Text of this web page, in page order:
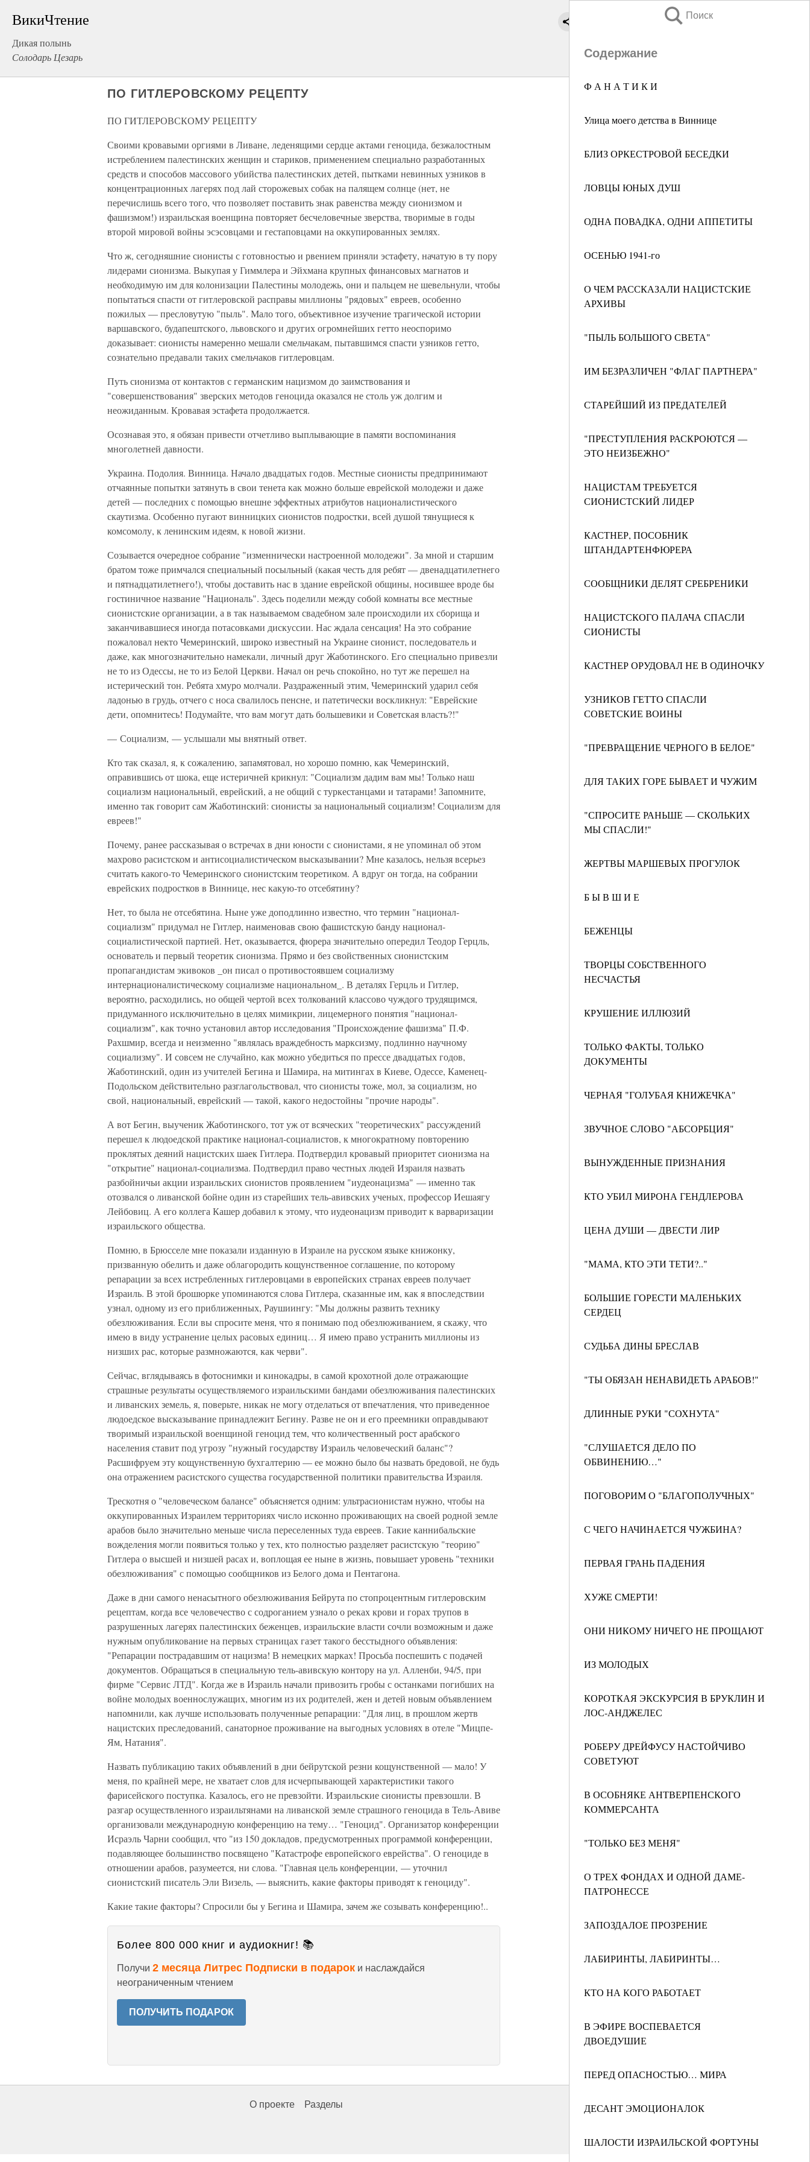
ВикиЧтение
Дикая полынь
Солодарь Цезарь
Поиск
Содержание
Ф А Н А Т И К И
Улица моего детства в Виннице
БЛИЗ ОРКЕСТРОВОЙ БЕСЕДКИ
ЛОВЦЫ ЮНЫХ ДУШ
ОДНА ПОВАДКА, ОДНИ АППЕТИТЫ
ОСЕНЬЮ 1941-го
О ЧЕМ РАССКАЗАЛИ НАЦИСТСКИЕ
АРХИВЫ
"ПЫЛЬ БОЛЬШОГО СВЕТА"
ИМ БЕЗРАЗЛИЧЕН "ФЛАГ ПАРТНЕРА"
СТАРЕЙШИЙ ИЗ ПРЕДАТЕЛЕЙ
"ПРЕСТУПЛЕНИЯ РАСКРОЮТСЯ —
ЭТО НЕИЗБЕЖНО"
НАЦИСТАМ ТРЕБУЕТСЯ
СИОНИСТСКИЙ ЛИДЕР
КАСТНЕР, ПОСОБНИК
ШТАНДАРТЕНФЮРЕРА
СООБЩНИКИ ДЕЛЯТ СРЕБРЕНИКИ
НАЦИСТСКОГО ПАЛАЧА СПАСЛИ
СИОНИСТЫ
КАСТНЕР ОРУДОВАЛ НЕ В ОДИНОЧКУ
УЗНИКОВ ГЕТТО СПАСЛИ
СОВЕТСКИЕ ВОИНЫ
"ПРЕВРАЩЕНИЕ ЧЕРНОГО В БЕЛОЕ"
ДЛЯ ТАКИХ ГОРЕ БЫВАЕТ И ЧУЖИМ
"СПРОСИТЕ РАНЬШЕ — СКОЛЬКИХ
МЫ СПАСЛИ!"
ЖЕРТВЫ МАРШЕВЫХ ПРОГУЛОК
Б Ы В Ш И Е
БЕЖЕНЦЫ
ТВОРЦЫ СОБСТВЕННОГО
НЕСЧАСТЬЯ
КРУШЕНИЕ ИЛЛЮЗИЙ
ТОЛЬКО ФАКТЫ, ТОЛЬКО
ДОКУМЕНТЫ
ЧЕРНАЯ "ГОЛУБАЯ КНИЖЕЧКА"
ЗВУЧНОЕ СЛОВО "АБСОРБЦИЯ"
ВЫНУЖДЕННЫЕ ПРИЗНАНИЯ
КТО УБИЛ МИРОНА ГЕНДЛЕРОВА
ЦЕНА ДУШИ — ДВЕСТИ ЛИР
"МАМА, КТО ЭТИ ТЕТИ?.."
БОЛЬШИЕ ГОРЕСТИ МАЛЕНЬКИХ
СЕРДЕЦ
СУДЬБА ДИНЫ БРЕСЛАВ
"ТЫ ОБЯЗАН НЕНАВИДЕТЬ АРАБОВ!"
ДЛИННЫЕ РУКИ "СОХНУТА"
"СЛУШАЕТСЯ ДЕЛО ПО
ОБВИНЕНИЮ…"
ПОГОВОРИМ О "БЛАГОПОЛУЧНЫХ"
С ЧЕГО НАЧИНАЕТСЯ ЧУЖБИНА?
ПЕРВАЯ ГРАНЬ ПАДЕНИЯ
ХУЖЕ СМЕРТИ!
ОНИ НИКОМУ НИЧЕГО НЕ ПРОЩАЮТ
ИЗ МОЛОДЫХ
КОРОТКАЯ ЭКСКУРСИЯ В БРУКЛИН И
ЛОС-АНДЖЕЛЕС
РОБЕРУ ДРЕЙФУСУ НАСТОЙЧИВО
СОВЕТУЮТ
В ОСОБНЯКЕ АНТВЕРПЕНСКОГО
КОММЕРСАНТА
"ТОЛЬКО БЕЗ МЕНЯ"
О ТРЕХ ФОНДАХ И ОДНОЙ ДАМЕ-
ПАТРОНЕССЕ
ЗАПОЗДАЛОЕ ПРОЗРЕНИЕ
ЛАБИРИНТЫ, ЛАБИРИНТЫ…
КТО НА КОГО РАБОТАЕТ
В ЭФИРЕ ВОСПЕВАЕТСЯ
ДВОЕДУШИЕ
ПЕРЕД ОПАСНОСТЬЮ… МИРА
ДЕСАНТ ЭМОЦИОНАЛОК
ШАЛОСТИ ИЗРАИЛЬСКОЙ ФОРТУНЫ
ПО ГИТЛЕРОВСКОМУ РЕЦЕПТУ
ПО ГИТЛЕРОВСКОМУ РЕЦЕПТУ
Своими кровавыми оргиями в Ливане, леденящими сердце актами геноцида, безжалостным
истреблением палестинских женщин и стариков, применением специально разработанных
средств и способов массового убийства палестинских детей, пытками невинных узников в
концентрационных лагерях под лай сторожевых собак на палящем солнце (нет, не
перечислишь всего того, что позволяет поставить знак равенства между сионизмом и
фашизмом!) израильская военщина повторяет бесчеловечные зверства, творимые в годы
второй мировой войны эсэсовцами и гестаповцами на оккупированных землях.
Что ж, сегодняшние сионисты с готовностью и рвением приняли эстафету, начатую в ту пору
лидерами сионизма. Выкупая у Гиммлера и Эйхмана крупных финансовых магнатов и
необходимую им для колонизации Палестины молодежь, они и пальцем не шевельнули, чтобы
попытаться спасти от гитлеровской расправы миллионы "рядовых" евреев, особенно
пожилых — пресловутую "пыль". Мало того, объективное изучение трагической истории
варшавского, будапештского, львовского и других огромнейших гетто неоспоримо
доказывает: сионисты намеренно мешали смельчакам, пытавшимся спасти узников гетто,
сознательно предавали таких смельчаков гитлеровцам.
Путь сионизма от контактов с германским нацизмом до заимствования и
"совершенствования" зверских методов геноцида оказался не столь уж долгим и
неожиданным. Кровавая эстафета продолжается.
Осознавая это, я обязан привести отчетливо выплывающие в памяти воспоминания
многолетней давности.
Украина. Подолия. Винница. Начало двадцатых годов. Местные сионисты предпринимают
отчаянные попытки затянуть в свои тенета как можно больше еврейской молодежи и даже
детей — последних с помощью внешне эффектных атрибутов националистического
скаутизма. Особенно пугают винницких сионистов подростки, всей душой тянущиеся к
комсомолу, к ленинским идеям, к новой жизни.
Созывается очередное собрание "изменнически настроенной молодежи". За мной и старшим
братом тоже примчался специальный посыльный (какая честь для ребят — двенадцатилетнего
и пятнадцатилетнего!), чтобы доставить нас в здание еврейской общины, носившее вроде бы
гостиничное название "Националь". Здесь поделили между собой комнаты все местные
сионистские организации, а в так называемом свадебном зале происходили их сборища и
заканчивавшиеся иногда потасовками дискуссии. Нас ждала сенсация! На это собрание
пожаловал некто Чемеринский, широко известный на Украине сионист, последователь и
даже, как многозначительно намекали, личный друг Жаботинского. Его специально привезли
не то из Одессы, не то из Белой Церкви. Начал он речь спокойно, но тут же перешел на
истерический тон. Ребята хмуро молчали. Раздраженный этим, Чемеринский ударил себя
ладонью в грудь, отчего с носа свалилось пенсне, и патетически воскликнул: "Еврейские
дети, опомнитесь! Подумайте, что вам могут дать большевики и Советская власть?!"
— Социализм, — услышали мы внятный ответ.
Кто так сказал, я, к сожалению, запамятовал, но хорошо помню, как Чемеринский,
оправившись от шока, еще истеричней крикнул: "Социализм дадим вам мы! Только наш
социализм национальный, еврейский, а не общий с туркестанцами и татарами! Запомните,
именно так говорит сам Жаботинский: сионисты за национальный социализм! Социализм для
евреев!"
Почему, ранее рассказывая о встречах в дни юности с сионистами, я не упоминал об этом
махрово расистском и антисоциалистическом высказывании? Мне казалось, нельзя всерьез
считать какого-то Чемеринского сионистским теоретиком. А вдруг он тогда, на собрании
еврейских подростков в Виннице, нес какую-то отсебятину?
Нет, то была не отсебятина. Ныне уже доподлинно известно, что термин "национал-
социализм" придумал не Гитлер, наименовав свою фашистскую банду национал-
социалистической партией. Нет, оказывается, фюрера значительно опередил Теодор Герцль,
основатель и первый теоретик сионизма. Прямо и без свойственных сионистским
пропагандистам экивоков _он писал о противостоявшем социализму
интернационалистическому социализме национальном_. В деталях Герцль и Гитлер,
вероятно, расходились, но общей чертой всех толкований классово чуждого трудящимся,
придуманного исключительно в целях мимикрии, лицемерного понятия "национал-
социализм", как точно установил автор исследования "Происхождение фашизма" П.Ф.
Рахшмир, всегда и неизменно "являлась враждебность марксизму, подлинно научному
социализму". И совсем не случайно, как можно убедиться по прессе двадцатых годов,
Жаботинский, один из учителей Бегина и Шамира, на митингах в Киеве, Одессе, Каменец-
Подольском действительно разглагольствовал, что сионисты тоже, мол, за социализм, но
свой, национальный, еврейский — такой, какого недостойны "прочие народы".
А вот Бегин, выученик Жаботинского, тот уж от всяческих "теоретических" рассуждений
перешел к людоедской практике национал-социалистов, к многократному повторению
проклятых деяний нацистских шаек Гитлера. Подтвердил кровавый приоритет сионизма на
"открытие" национал-социализма. Подтвердил право честных людей Израиля назвать
разбойничьи акции израильских сионистов проявлением "иудеонацизма" — именно так
отозвался о ливанской бойне один из старейших тель-авивских ученых, профессор Иешаягу
Лейбовиц. А его коллега Кашер добавил к этому, что иудеонацизм приводит к варваризации
израильского общества.
Помню, в Брюсселе мне показали изданную в Израиле на русском языке книжонку,
призванную обелить и даже облагородить кощунственное соглашение, по которому
репарации за всех истребленных гитлеровцами в европейских странах евреев получает
Израиль. В этой брошюрке упоминаются слова Гитлера, сказанные им, как я впоследствии
узнал, одному из его приближенных, Раушиингу: "Мы должны развить технику
обезлюживания. Если вы спросите меня, что я понимаю под обезлюживанием, я скажу, что
имею в виду устранение целых расовых единиц… Я имею право устранить миллионы из
низших рас, которые размножаются, как черви".
Сейчас, вглядываясь в фотоснимки и кинокадры, в самой крохотной доле отражающие
страшные результаты осуществляемого израильскими бандами обезлюживания палестинских
и ливанских земель, я, поверьте, никак не могу отделаться от впечатления, что приведенное
людоедское высказывание принадлежит Бегину. Разве не он и его преемники оправдывают
творимый израильской военщиной геноцид тем, что количественный рост арабского
населения ставит под угрозу "нужный государству Израиль человеческий баланс"?
Расшифруем эту кощунственную бухгалтерию — ее можно было бы назвать бредовой, не будь
она отражением расистского существа государственной политики правительства Израиля.
Трескотня о "человеческом балансе" объясняется одним: ультрасионистам нужно, чтобы на
оккупированных Израилем территориях число исконно проживающих на своей родной земле
арабов было значительно меньше числа переселенных туда евреев. Такие каннибальские
вожделения могли появиться только у тех, кто полностью разделяет расистскую "теорию"
Гитлера о высшей и низшей расах и, воплощая ее ныне в жизнь, повышает уровень "техники
обезлюживания" с помощью сообщников из Белого дома и Пентагона.
Даже в дни самого ненасытного обезлюживания Бейрута по стопроцентным гитлеровским
рецептам, когда все человечество с содроганием узнало о реках крови и горах трупов в
разрушенных лагерях палестинских беженцев, израильские власти сочли возможным и даже
нужным опубликование на первых страницах газет такого бесстыдного объявления:
"Репарации пострадавшим от нацизма! В немецких марках! Просьба поспешить с подачей
документов. Обращаться в специальную тель-авивскую контору на ул. Алленби, 94/5, при
фирме "Сервис ЛТД". Когда же в Израиль начали привозить гробы с останками погибших на
войне молодых военнослужащих, многим из их родителей, жен и детей новым объявлением
напомнили, как лучше использовать полученные репарации: "Для лиц, в прошлом жертв
нацистских преследований, санаторное проживание на выгодных условиях в отеле "Мицпе-
Ям, Натания".
Назвать публикацию таких объявлений в дни бейрутской резни кощунственной — мало! У
меня, по крайней мере, не хватает слов для исчерпывающей характеристики такого
фарисейского поступка. Казалось, его не превзойти. Израильские сионисты превзошли. В
разгар осуществленного израильтянами на ливанской земле страшного геноцида в Тель-Авиве
организовали международную конференцию на тему… "Геноцид". Организатор конференции
Исраэль Чарни сообщил, что "из 150 докладов, предусмотренных программой конференции,
подавляющее большинство посвящено "Катастрофе европейского еврейства". О геноциде в
отношении арабов, разумеется, ни слова. "Главная цель конференции, — уточнил
сионистский писатель Эли Визель, — выяснить, какие факторы приводят к геноциду".
Какие такие факторы? Спросили бы у Бегина и Шамира, зачем же созывать конференцию!..
Более 800 000 книг и аудиокниг! 📚
Получи 2 месяца Литрес Подписки в подарок и наслаждайся
неограниченным чтением
ПОЛУЧИТЬ ПОДАРОК
О проекте Разделы